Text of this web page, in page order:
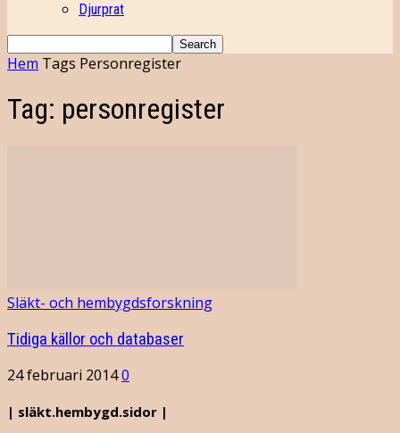
Djurprat
Hem Tags Personregister
Tag: personregister
Släkt- och hembygdsforskning
Tidiga källor och databaser
24 februari 20140
| släkt.hembygd.sidor |